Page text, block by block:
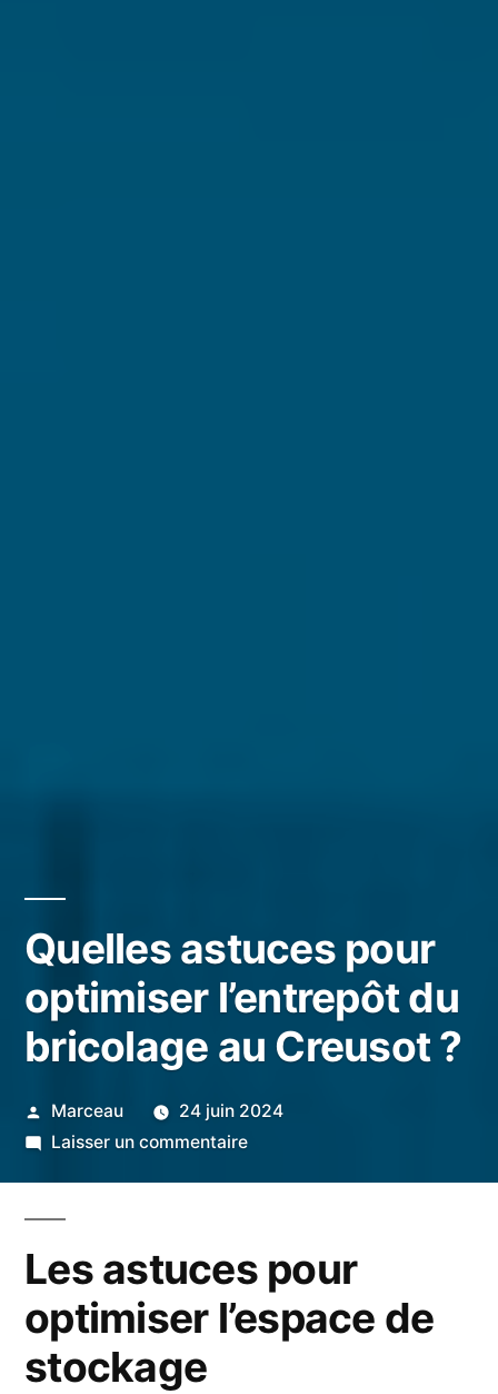
Quelles astuces pour
optimiser l’entrepôt du
bricolage au Creusot ?
Publié
par
Marceau
24 juin 2024
Laisser un commentairesur
optimiser
l’entrepôt
du
Les astuces pour
optimiser l’espace de
stockage